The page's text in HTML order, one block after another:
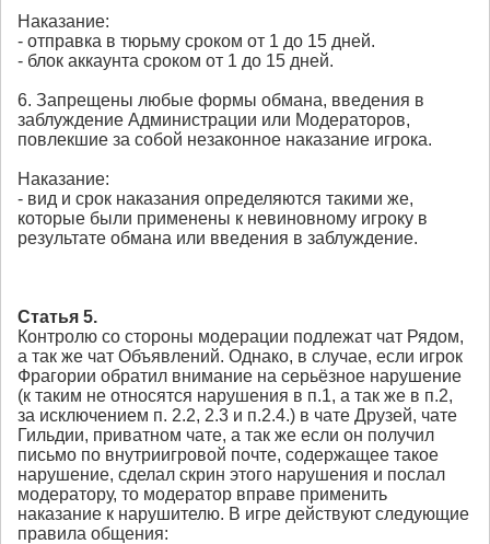
Наказание:
- отправка в тюрьму сроком от 1 до 15 дней.
- блок аккаунта сроком от 1 до 15 дней.
6. Запрещены любые формы обмана, введения в
заблуждение Администрации или Модераторов,
повлекшие за собой незаконное наказание игрока.
Наказание:
- вид и срок наказания определяются такими же,
которые были применены к невиновному игроку в
результате обмана или введения в заблуждение.
Статья 5.
Контролю со стороны модерации подлежат чат Рядом,
а так же чат Объявлений. Однако, в случае, если игрок
Фрагории обратил внимание на серьёзное нарушение
(к таким не относятся нарушения в п.1, а так же в п.2,
за исключением п. 2.2, 2.3 и п.2.4.) в чате Друзей, чате
Гильдии, приватном чате, а так же если он получил
письмо по внутриигровой почте, содержащее такое
нарушение, сделал скрин этого нарушения и послал
модератору, то модератор вправе применить
наказание к нарушителю. В игре действуют следующие
правила общения: